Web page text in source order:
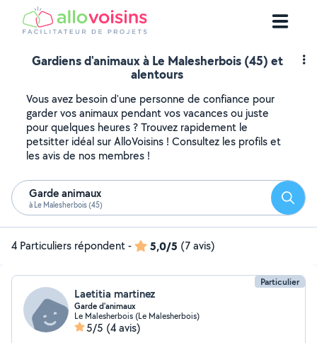
Gardiens d'animaux à Le Malesherbois (45) et
alentours
Vous avez besoin d'une personne de confiance pour
garder vos animaux pendant vos vacances ou juste
pour quelques heures ? Trouvez rapidement le
petsitter idéal sur AlloVoisins ! Consultez les profils et
les avis de nos membres !
Garde animaux
à Le Malesherbois (45)
4 Particuliers répondent- 5,0/5 (7 avis)
Particulier
Laetitia martinez
Garde d'animaux
Le Malesherbois (Le Malesherbois)
5/5 (4 avis)